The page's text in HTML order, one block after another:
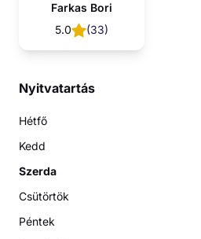
Farkas Bori
5.0
(33)
Nyitvatartás
Hétfő
Kedd
Szerda
Csütörtök
Péntek